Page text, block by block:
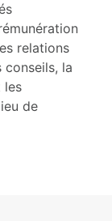
relations
la
les
de